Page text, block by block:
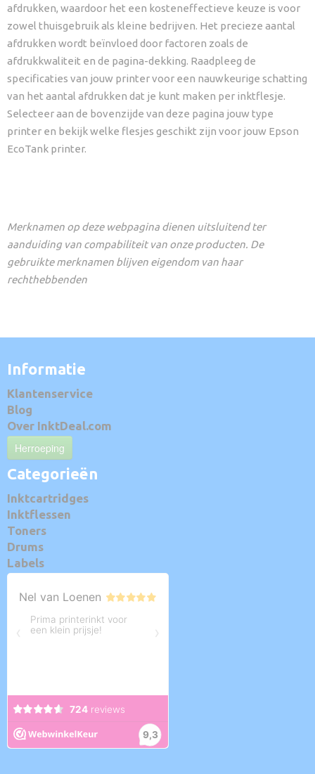
afdrukken, waardoor het een kosteneffectieve keuze is voor
zowel thuisgebruik als kleine bedrijven. Het precieze aantal
afdrukken wordt beïnvloed door factoren zoals de
afdrukkwaliteit en de pagina-dekking. Raadpleeg de
specificaties van jouw printer voor een nauwkeurige schatting
van het aantal afdrukken dat je kunt maken per inktflesje.
Selecteer aan de bovenzijde van deze pagina jouw type
printer en bekijk welke flesjes geschikt zijn voor jouw Epson
EcoTank printer.
Merknamen op deze webpagina dienen uitsluitend ter
aanduiding van compabiliteit van onze producten. De
gebruikte merknamen blijven eigendom van haar
rechthebbenden
Informatie
Klantenservice
Blog
Over InktDeal.com
Herroeping
Categorieën
Inktcartridges
Inktflessen
Toners
Drums
Labels